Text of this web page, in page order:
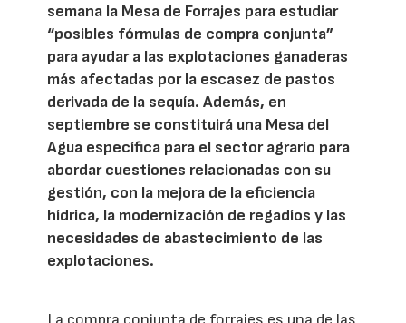
semana la Mesa de Forrajes para estudiar
“posibles fórmulas de compra conjunta”
para ayudar a las explotaciones ganaderas
más afectadas por la escasez de pastos
derivada de la sequía. Además, en
septiembre se constituirá una Mesa del
Agua específica para el sector agrario para
abordar cuestiones relacionadas con su
gestión, con la mejora de la eficiencia
hídrica, la modernización de regadíos y las
necesidades de abastecimiento de las
explotaciones.